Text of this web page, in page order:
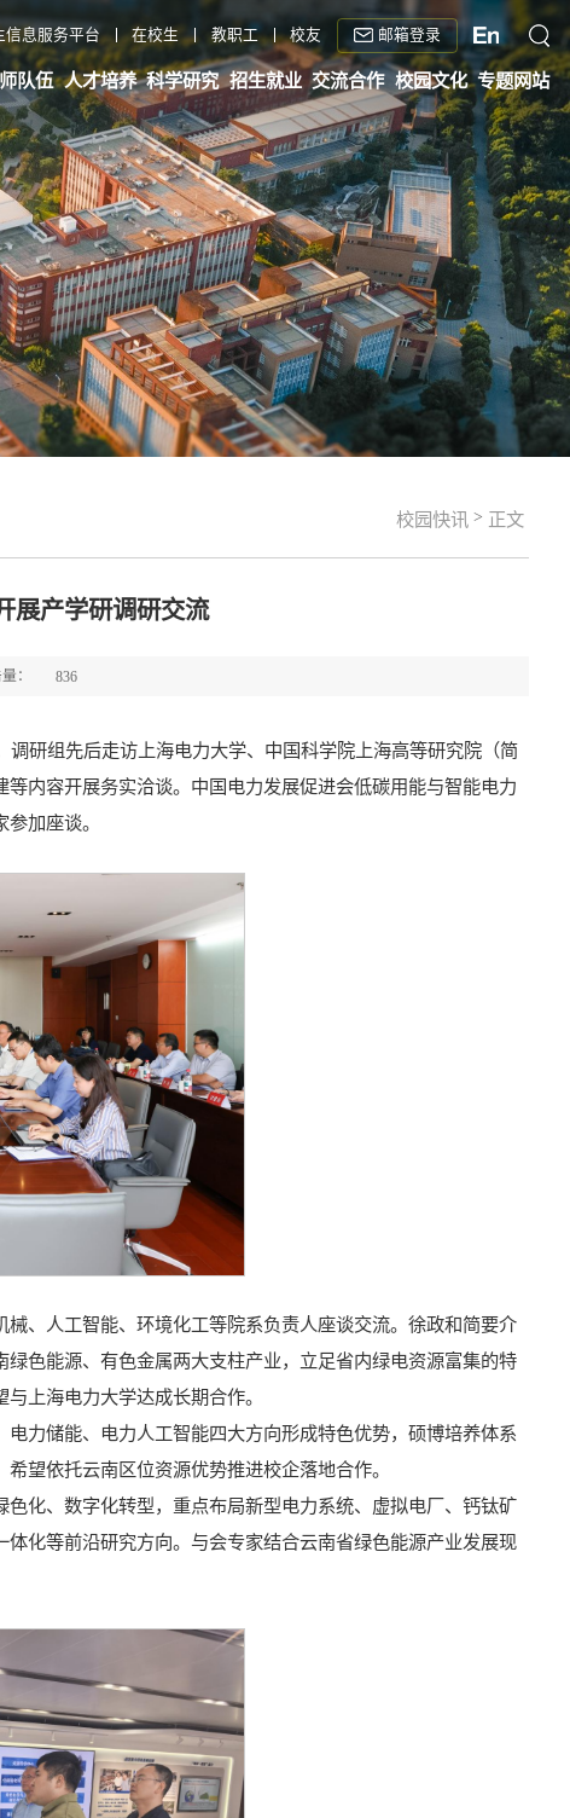
信息服务平台 在校生 教职工 校友 邮箱登录
队伍 人才培养 科学研究 招生就业 交流合作 校园文化 专题网站
校园快讯 > 正文
展产学研调研交流
： 836
研组先后走访上海电力大学、中国科学院上海高等研究院（简
内容开展务实洽谈。中国电力发展促进会低碳用能与智能电力
加座谈。
、人工智能、环境化工等院系负责人座谈交流。徐政和简要介
色能源、有色金属两大支柱产业，立足省内绿电资源富集的特
上海电力大学达成长期合作。
力储能、电力人工智能四大方向形成特色优势，硕博培养体系
望依托云南区位资源优势推进校企落地合作。
化、数字化转型，重点布局新型电力系统、虚拟电厂、钙钛矿
化等前沿研究方向。与会专家结合云南省绿色能源产业发展现